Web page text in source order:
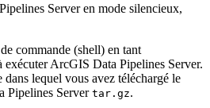
Server en mode silencieux,
commande (shell) en tant
exécuter ArcGIS Data Pipelines Server.
dans lequel vous avez téléchargé le
Pipelines Server tar.gz.